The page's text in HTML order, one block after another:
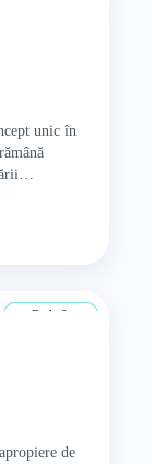
unic în
De la 8 ani
de